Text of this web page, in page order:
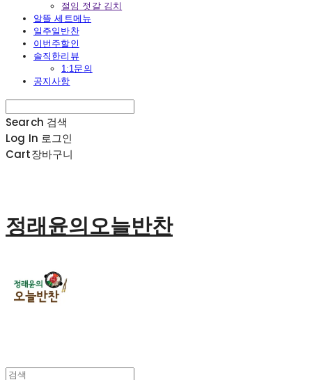
절임 젓갈 김치
알뜰 세트메뉴
일주일반찬
이번주할인
솔직한리뷰
1:1문의
공지사항
Search 검색
Log In 로그인
Cart장바구니
정래윤의오늘반찬